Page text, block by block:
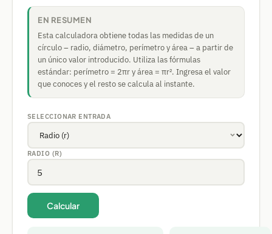
EN RESUMEN
Esta calculadora obtiene todas las medidas de un
círculo – radio, diámetro, perímetro y área – a partir de
un único valor introducido. Utiliza las fórmulas
estándar: perímetro = 2πr y área = πr². Ingresa el valor
que conoces y el resto se calcula al instante.
SELECCIONAR ENTRADA
RADIO (R)
Calcular